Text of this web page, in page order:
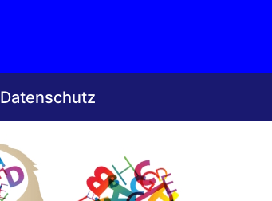
Datenschutz